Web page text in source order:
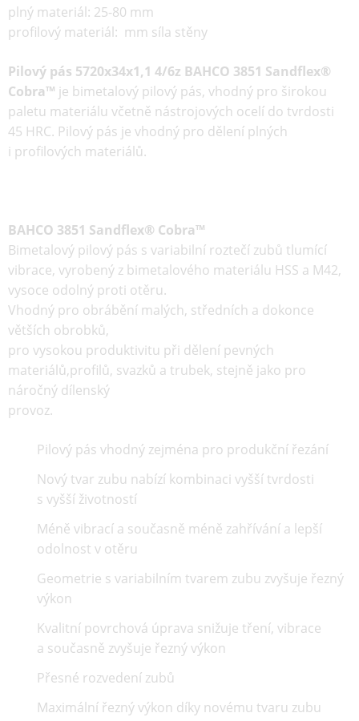
plný materiál: 25-80 mm
profilový materiál: mm síla stěny
Pilový pás 5720x34x1,1 4/6z BAHCO 3851 Sandflex®
Cobra™ je bimetalový pilový pás, vhodný pro širokou
paletu materiálu včetně nástrojových ocelí do tvrdosti
45 HRC. Pilový pás je vhodný pro dělení plných
i profilových materiálů.
BAHCO 3851 Sandflex® Cobra™
Bimetalový pilový pás s variabilní roztečí zubů tlumící
vibrace, vyrobený z bimetalového materiálu HSS a M42,
vysoce odolný proti otěru.
Vhodný pro obrábění malých, středních a dokonce
větších obrobků,
pro vysokou produktivitu při dělení pevných
materiálů,profilů, svazků a trubek, stejně jako pro
náročný dílenský
provoz.
Pilový pás vhodný zejména pro produkční řezání
Nový tvar zubu nabízí kombinaci vyšší tvrdosti
s vyšší životností
Méně vibrací a současně méně zahřívání a lepší
odolnost v otěru
Geometrie s variabilním tvarem zubu zvyšuje řezný
výkon
Kvalitní povrchová úprava snižuje tření, vibrace
a současně zvyšuje řezný výkon
Přesné rozvedení zubů
Maximální řezný výkon díky novému tvaru zubu